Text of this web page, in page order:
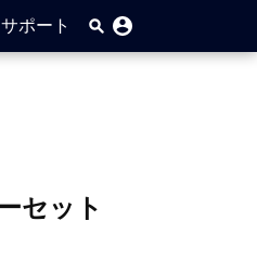
サポート
セット